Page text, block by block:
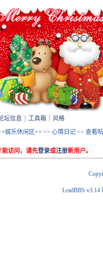
坛信息 工具箱
风格
娱乐休闲区++ >> 心情日记 >> 查看
能访问，请先登录或注册新用户。
LeadBBS v3.14